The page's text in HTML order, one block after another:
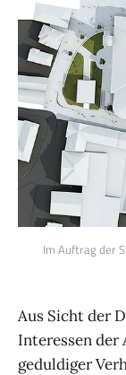
Im Auftrag der
Aus Sicht der
Interessen der
geduldiger